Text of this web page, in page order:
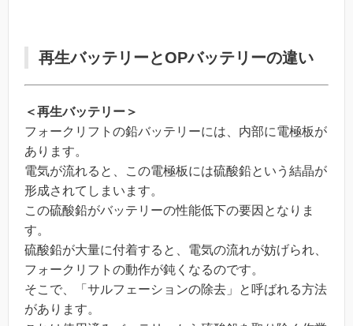
再生バッテリーとOPバッテリーの違い
＜再生バッテリー＞
フォークリフトの鉛バッテリーには、内部に電極板が
あります。
電気が流れると、この電極板には硫酸鉛という結晶が
形成されてしまいます。
この硫酸鉛がバッテリーの性能低下の要因となりま
す。
硫酸鉛が大量に付着すると、電気の流れが妨げられ、
フォークリフトの動作が鈍くなるのです。
そこで、「サルフェーションの除去」と呼ばれる方法
があります。